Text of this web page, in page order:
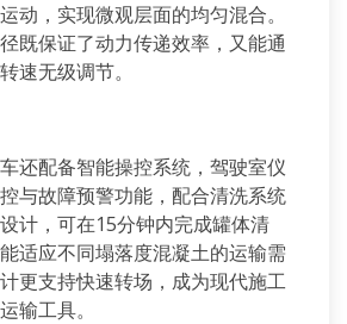
动，实现微观层面的均匀混合。
既保证了动力传递效率，又能通
速无级调节。
还配备智能操控系统，驾驶室仪
与故障预警功能，配合清洗系统
计，可在15分钟内完成罐体清
适应不同塌落度混凝土的运输需
更支持快速转场，成为现代施工
输工具。